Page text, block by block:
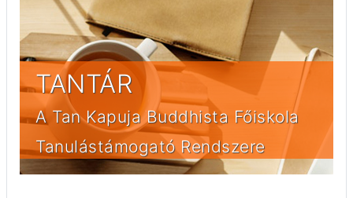
TANTÁR
A Tan Kapuja Buddhista Főiskola
Tanulástámogató Rendszere